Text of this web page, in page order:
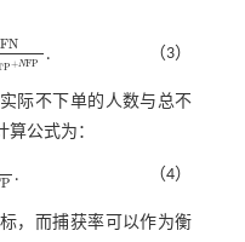
FN
P+NFP
+NFN+ N. （3）
际不下单的人数与总不
算公式为：
P
FP. （4）
，而捕获率可以作为衡